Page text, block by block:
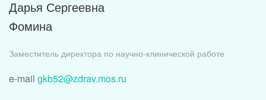
Дарья Сергеевна
Фомина
Заместитель директора по научно-клинической работе
e-mail gkb52@zdrav.mos.ru